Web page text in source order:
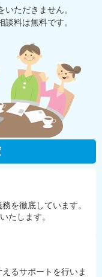
ただきません。
料は無料です。
を徹底しています。
たします。
るサポートを⾏いま